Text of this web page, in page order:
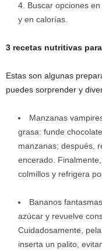
Buscar opciones
y en calorías.
3 recetas nutritivas
Estas son algunas
puedes sorprender y
Manzanas
grasa: funde
manzanas; después,
encerado.
colmillos y refrigera
Bananos
azúcar y revuelve
Cuidadosamente,
inserta un palito,